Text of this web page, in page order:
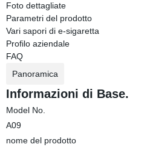
Foto dettagliate
Parametri del prodotto
Vari sapori di e-sigaretta
Profilo aziendale
FAQ
Panoramica
Informazioni di Base.
Model No.
A09
nome del prodotto